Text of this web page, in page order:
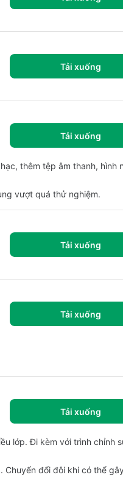
Tải xuống
Tải xuống
thêm tệp âm thanh, hình
vượt quá thử nghiệm.
Tải xuống
Tải xuống
Tải xuống
lớp. Đi kèm với trình chỉnh
đổi đôi khi có thể